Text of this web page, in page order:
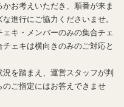
お考えいただき、順番が来ま
進行にご協力くださいませ。
キ・メンバーのみの集合チェ
ェキは横向きのみのご対応と
を踏まえ、運営スタッフが判
ご指定にはお答えできませ